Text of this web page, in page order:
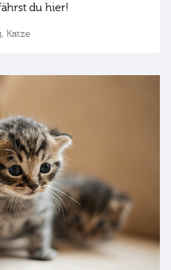
du hier!
Katze